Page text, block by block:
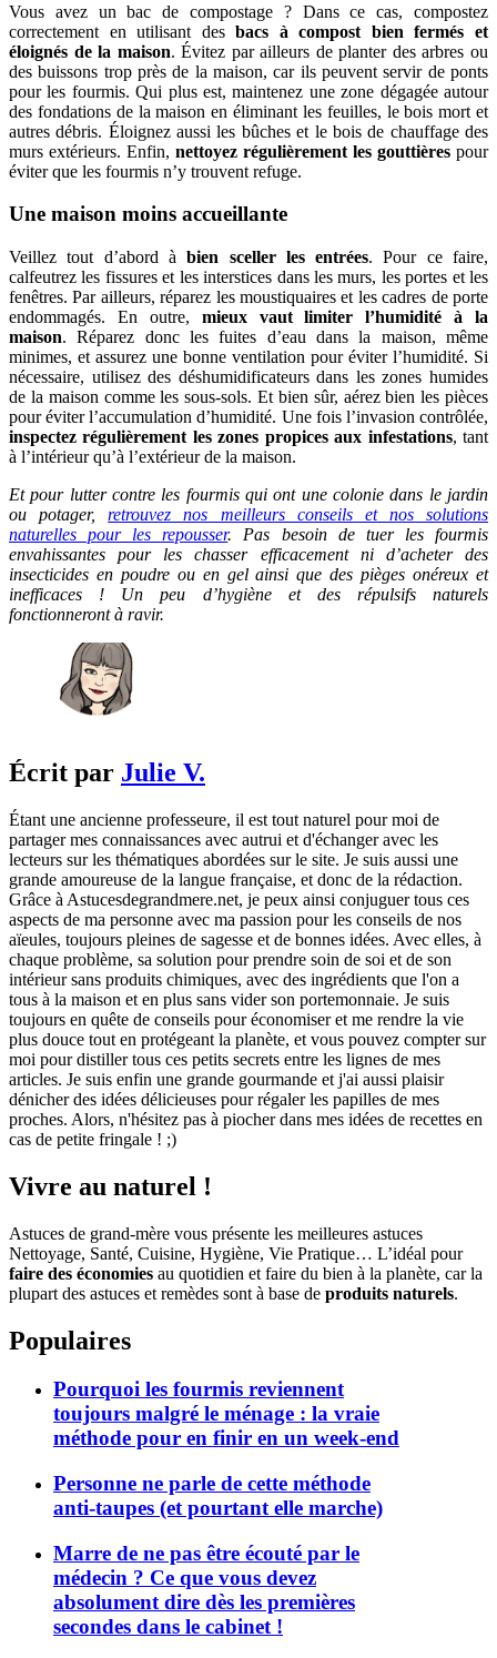
Vous avez un bac de compostage ? Dans ce cas, compostez
correctement en utilisant desbacs à compost bien fermés et
éloignés de la maison. Évitez par ailleurs de planter des arbres ou
des buissons trop près de la maison, car ils peuvent servir de ponts
pour les fourmis. Qui plus est, maintenez une zone dégagée autour
des fondations de la maison en éliminant les feuilles, le bois mort et
autres débris. Éloignez aussi les bûches et le bois de chauffage des
murs extérieurs. Enfin, nettoyez régulièrement les gouttières pour
éviter que les fourmis n’y trouvent refuge.
Une maison moins accueillante
Veillez tout d’abord àbien sceller les entrées. Pour ce faire,
calfeutrez les fissures et les interstices dans les murs, les portes et les
fenêtres. Par ailleurs, réparez les moustiquaires et les cadres de porte
endommagés. En outre, mieux vaut limiter l’humidité à la
maison. Réparez donc les fuites d’eau dans la maison, même
minimes, et assurez une bonne ventilation pour éviter l’humidité. Si
nécessaire, utilisez des déshumidificateurs dans les zones humides
de la maison comme les sous-sols. Et bien sûr, aérez bien les pièces
pour éviter l’accumulation d’humidité. Une fois l’invasion contrôlée,
inspectez régulièrement les zones propices aux infestations, tant
à l’intérieur qu’à l’extérieur de la maison.
Et pour lutter contre les fourmis qui ont une colonie dans le jardin
ou potager,retrouvez nos meilleurs conseils et nos solutions
naturelles pour les repousser. Pas besoin de tuer les fourmis
envahissantes pour les chasser efficacement ni d’acheter des
insecticides en poudre ou en gel ainsi que des pièges onéreux et
inefficaces ! Un peu d’hygiène et des répulsifs naturels
fonctionneront à ravir.
Écrit par Julie V.
Étant une ancienne professeure, il est tout naturel pour moi de
partager mes connaissances avec autrui et d'échanger avec les
lecteurs sur les thématiques abordées sur le site. Je suis aussi une
grande amoureuse de la langue française, et donc de la rédaction.
Grâce à Astucesdegrandmere.net, je peux ainsi conjuguer tous ces
aspects de ma personne avec ma passion pour les conseils de nos
aïeules, toujours pleines de sagesse et de bonnes idées. Avec elles, à
chaque problème, sa solution pour prendre soin de soi et de son
intérieur sans produits chimiques, avec des ingrédients que l'on a
tous à la maison et en plus sans vider son portemonnaie. Je suis
toujours en quête de conseils pour économiser et me rendre la vie
plus douce tout en protégeant la planète, et vous pouvez compter sur
moi pour distiller tous ces petits secrets entre les lignes de mes
articles. Je suis enfin une grande gourmande et j'ai aussi plaisir
dénicher des idées délicieuses pour régaler les papilles de mes
proches. Alors, n'hésitez pas à piocher dans mes idées de recettes en
cas de petite fringale ! ;)
Vivre au naturel !
Astuces de grand-mère vous présente les meilleures astuces
Nettoyage, Santé, Cuisine, Hygiène, Vie Pratique… L’idéal pour
faire des économies au quotidien et faire du bien à la planète, car la
plupart des astuces et remèdes sont à base de produits naturels.
Populaires
Pourquoi les fourmis reviennent
toujours malgré le ménage : la vraie
méthode pour en finir en un week-end
Personne ne parle de cette méthode
anti-taupes (et pourtant elle marche)
Marre de ne pas être écouté par le
médecin ? Ce que vous devez
absolument dire dès les premières
secondes dans le cabinet !